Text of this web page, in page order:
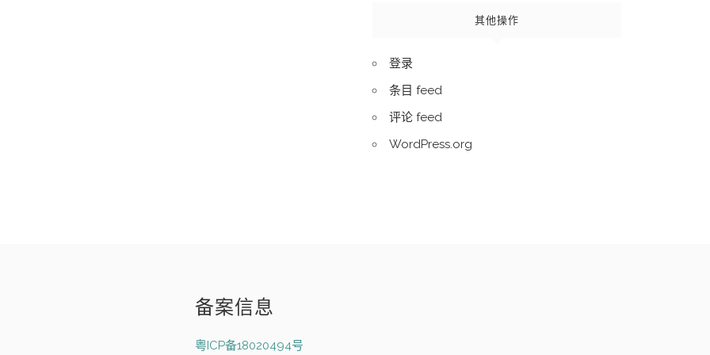
其他操作
登录
条目 feed
评论 feed
WordPress.org
备案信息
粤ICP备18020494号